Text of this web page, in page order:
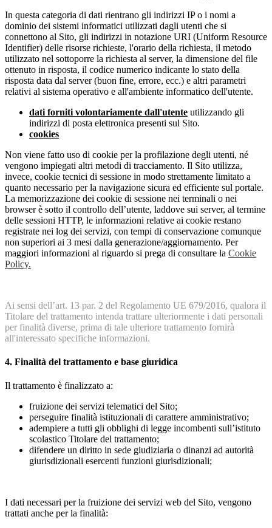
In questa categoria di dati rientrano gli indirizzi IP o i nomi a
dominio dei sistemi informatici utilizzati dagli utenti che si
connettono al Sito, gli indirizzi in notazione URI (Uniform Resource
Identifier) delle risorse richieste, l'orario della richiesta, il metodo
utilizzato nel sottoporre la richiesta al server, la dimensione del file
ottenuto in risposta, il codice numerico indicante lo stato della
risposta data dal server (buon fine, errore, ecc.) e altri parametri
relativi al sistema operativo e all'ambiente informatico dell'utente.
dati forniti volontariamente dall'utente utilizzando gli
indirizzi di posta elettronica presenti sul Sito.
cookies
Non viene fatto uso di cookie per la profilazione degli utenti, né
vengono impiegati altri metodi di tracciamento. Il Sito utilizza,
invece, cookie tecnici di sessione in modo strettamente limitato a
quanto necessario per la navigazione sicura ed efficiente sul portale.
La memorizzazione dei cookie di sessione nei terminali o nei
browser è sotto il controllo dell’utente, laddove sui server, al termine
delle sessioni HTTP, le informazioni relative ai cookie restano
registrate nei log dei servizi, con tempi di conservazione comunque
non superiori ai 3 mesi dalla generazione/aggiornamento. Per
maggiori informazioni al riguardo si prega di consultare la Cookie
Policy.
Ai sensi dell’art. 13 par. 2 del Regolamento UE 679/2016, qualora il
Titolare del trattamento intenda trattare ulteriormente i dati personali
per finalità diverse, prima di tale ulteriore trattamento fornirà
all'interessato specifiche informazioni.
4. Finalità del trattamento e base giuridica
Il trattamento è finalizzato a:
fruizione dei servizi telematici del Sito;
perseguire finalità istituzionali di carattere amministrativo;
adempiere a tutti gli obblighi di legge incombenti sull’istituto
scolastico Titolare del trattamento;
difendere un diritto in sede giudiziaria o dinanzi ad autorità
giurisdizionali esercenti funzioni giurisdizionali;
I dati necessari per la fruizione dei servizi web del Sito, vengono
trattati anche per la finalità: